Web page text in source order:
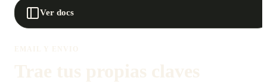
Ver docs